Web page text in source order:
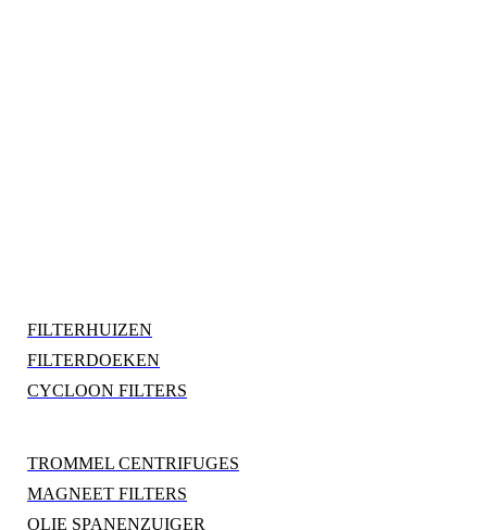
FILTERHUIZEN
FILTERDOEKEN
CYCLOON FILTERS
TROMMEL CENTRIFUGES
MAGNEET FILTERS
OLIE SPANENZUIGER